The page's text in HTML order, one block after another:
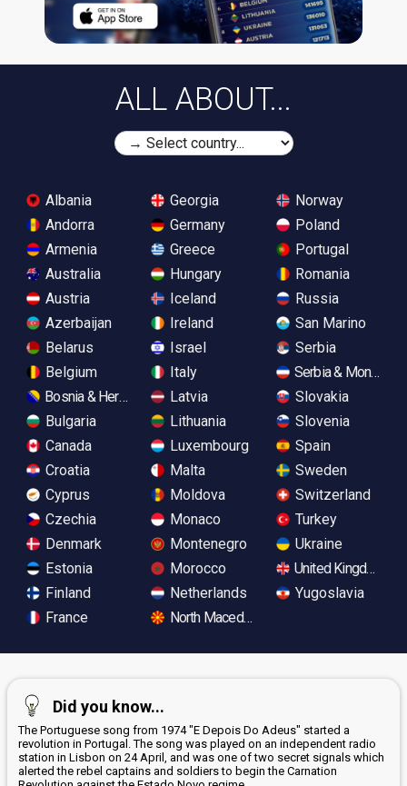
ALL ABOUT...
Albania
Andorra
Armenia
Australia
Austria
Azerbaijan
Belarus
Belgium
Bosnia & Herzegovina
Bulgaria
Canada
Croatia
Cyprus
Czechia
Denmark
Estonia
Finland
France
Georgia
Germany
Greece
Hungary
Iceland
Ireland
Israel
Italy
Latvia
Lithuania
Luxembourg
Malta
Moldova
Monaco
Montenegro
Morocco
Netherlands
North Macedonia
Norway
Poland
Portugal
Romania
Russia
San Marino
Serbia
Serbia &
Slovakia
Slovenia
Spain
Sweden
Switzerland
Turkey
Ukraine
United Kingdom
Yugoslavia
Did you know...
The Portuguese song from 1974 "E Depois Do Adeus" started a
revolution in Portugal. The song was played on an independent radio
station in Lisbon on 24 April, and was one of two secret signals which
alerted the rebel captains and soldiers to begin the Carnation